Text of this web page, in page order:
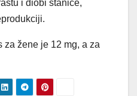
i diobi stanice,
za žene je 12 mg, a za